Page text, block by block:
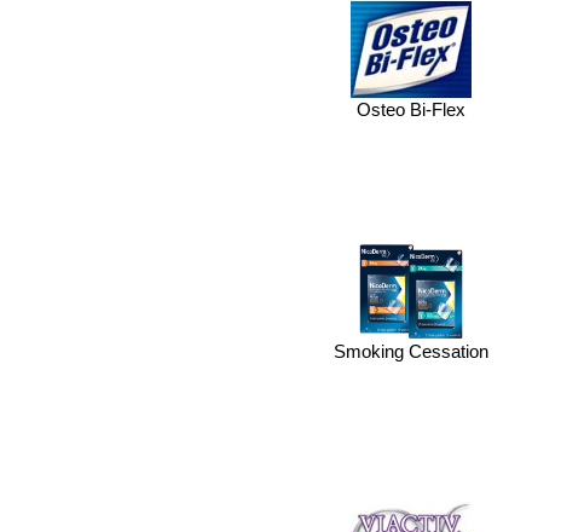
Osteo Bi-Flex
Smoking Cessation